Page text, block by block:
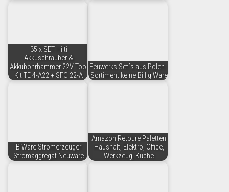
35 x SET Hilti
Akkuschrauber &
Akkubohrhammer 22V Tool
Kit TE 4-A22 + SFC 22-A
Feuwerks Set´s aus Polen -
Sortiment keine Billig Ware
B Ware Stromerzeuger
Stromaggregat Neuware
Amazon Retoure Paletten
Haushalt, Elektro, Office,
Werkzeug, Küche